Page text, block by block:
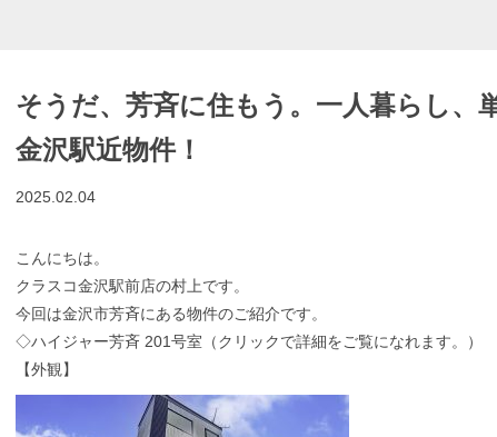
そうだ、芳斉に住もう。一人暮らし、
金沢駅近物件！
2025.02.04
こんにちは。
クラスコ金沢駅前店の村上です。
今回は金沢市芳斉にある物件のご紹介です。
◇ハイジャー芳斉 201号室 （クリックで詳細をご覧になれます。）
【外観】